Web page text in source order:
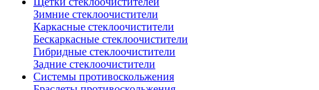
Зимние стеклоочистители
Каркасные стеклоочистители
Бескаркасные стеклоочистители
Гибридные стеклоочистители
Задние стеклоочистители
Системы противоскольжения